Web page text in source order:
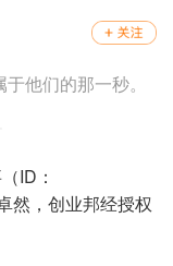
他们的那一秒。
ID：
然，创业邦经授权